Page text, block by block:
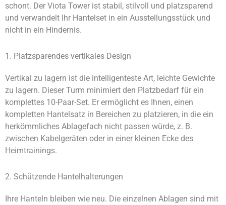
schont. Der Viota Tower ist stabil, stilvoll und platzsparend
und verwandelt Ihr Hantelset in ein Ausstellungsstück und
nicht in ein Hindernis.
1. Platzsparendes vertikales Design
Vertikal zu lagern ist die intelligenteste Art, leichte Gewichte
zu lagern. Dieser Turm minimiert den Platzbedarf für ein
komplettes 10-Paar-Set. Er ermöglicht es Ihnen, einen
kompletten Hantelsatz in Bereichen zu platzieren, in die ein
herkömmliches Ablagefach nicht passen würde, z. B.
zwischen Kabelgeräten oder in einer kleinen Ecke des
Heimtrainings.
2. Schützende Hantelhalterungen
Ihre Hanteln bleiben wie neu. Die einzelnen Ablagen sind mit